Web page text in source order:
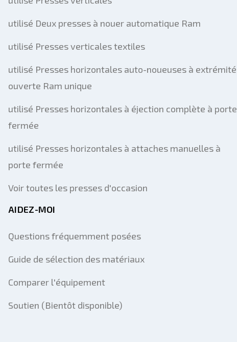
utilisé Deux presses à nouer automatique Ram
utilisé Presses verticales textiles
utilisé Presses horizontales auto-noueuses à extrémité
ouverte Ram unique
utilisé Presses horizontales à éjection complète à porte
fermée
utilisé Presses horizontales à attaches manuelles à
porte fermée
Voir toutes les presses d'occasion
AIDEZ-MOI
Questions fréquemment posées
Guide de sélection des matériaux
Comparer l'équipement
Soutien (Bientôt disponible)